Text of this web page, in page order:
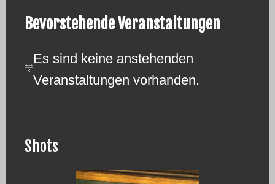
Bevorstehende Veranstaltungen
Hinweis
Es sind keine anstehenden
Veranstaltungen vorhanden.
Shots